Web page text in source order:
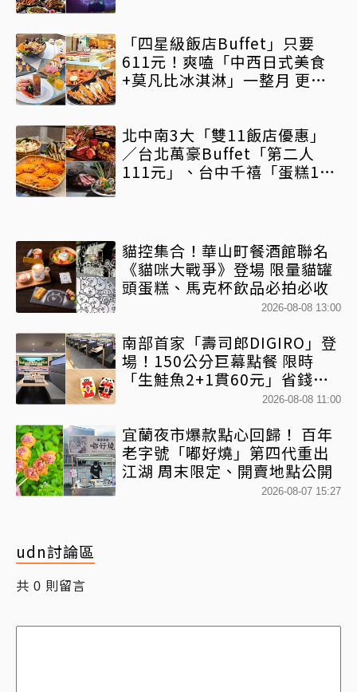
「四星級飯店Buffet」只要
611元！爽嗑「中西日式美食
+莫凡比冰淇淋」一整月 更省
北中南3大「雙11飯店優惠」
／台北萬豪Buffet「第二人
111元」、台中千禧「蛋糕111
貓控集合！華山町餐酒館聯名
《貓咪大戰爭》登場 限量貓罐
頭蛋糕、馬克杯飲品必拍必收
2026-08-08 13:00
南部首家「壽司郎DIGIRO」登
場！150公分巨幕點餐 限時
「生鮭魚2+1貫60元」省錢攻
2026-08-08 11:00
宜蘭夜市爆款點心回歸！ 百年
老字號「嘟好燒」第四代重出
江湖 周末限定、開賣地點公開
2026-08-07 15:27
udn討論區
共 0 則留言